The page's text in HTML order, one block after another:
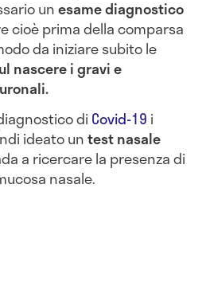
unesame diagnostico
cioè prima della comparsa
da iniziare subito le
nascere i gravi e
di Covid-19 i
ideato untest nasale
a ricercare la presenza di
nasale.